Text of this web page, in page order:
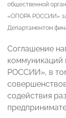
общественной
«ОПОРА РОССИИ»
Департаментом
Соглашение
РОССИИ», в
содействия